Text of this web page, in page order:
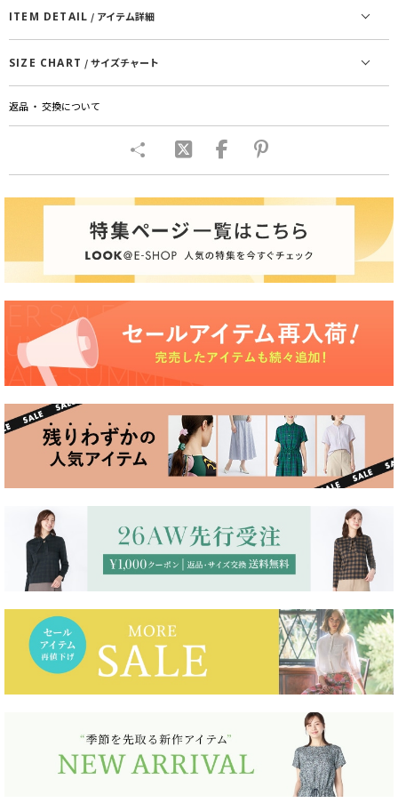
ITEM DETAIL / アイテム詳細
SIZE CHART / サイズチャート
返品 ・ 交換について